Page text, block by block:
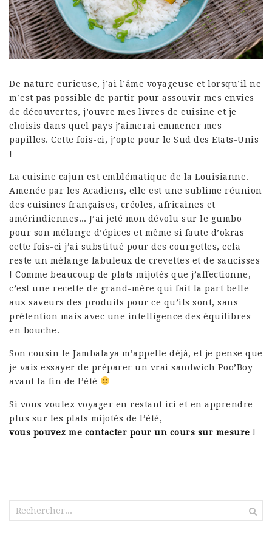
De nature curieuse, j’ai l’âme voyageuse et lorsqu’il ne
m’est pas possible de partir pour assouvir mes envies
de découvertes, j’ouvre mes livres de cuisine et je
choisis dans quel pays j’aimerai emmener mes
papilles. Cette fois-ci, j’opte pour le Sud des Etats-Unis
!
La cuisine cajun est emblématique de la Louisianne.
Amenée par les Acadiens, elle est une sublime réunion
des cuisines françaises, créoles, africaines et
amérindiennes… J’ai jeté mon dévolu sur le gumbo
pour son mélange d’épices et même si faute d’okras
cette fois-ci j’ai substitué pour des courgettes, cela
reste un mélange fabuleux de crevettes et de saucisses
! Comme beaucoup de plats mijotés que j’affectionne,
c’est une recette de grand-mère qui fait la part belle
aux saveurs des produits pour ce qu’ils sont, sans
prétention mais avec une intelligence des équilibres
en bouche.
Son cousin le Jambalaya m’appelle déjà, et je pense que
je vais essayer de préparer un vrai sandwich Poo’Boy
avant la fin de l’été
Si vous voulez voyager en restant ici et en apprendre
plus sur les plats mijotés de l’été,
vous pouvez me contacter pour un cours sur mesure !
Rechercher :